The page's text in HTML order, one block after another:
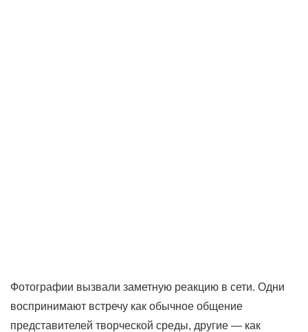
Фотографии вызвали заметную реакцию в сети. Одни
воспринимают встречу как обычное общение
представителей творческой среды, другие — как